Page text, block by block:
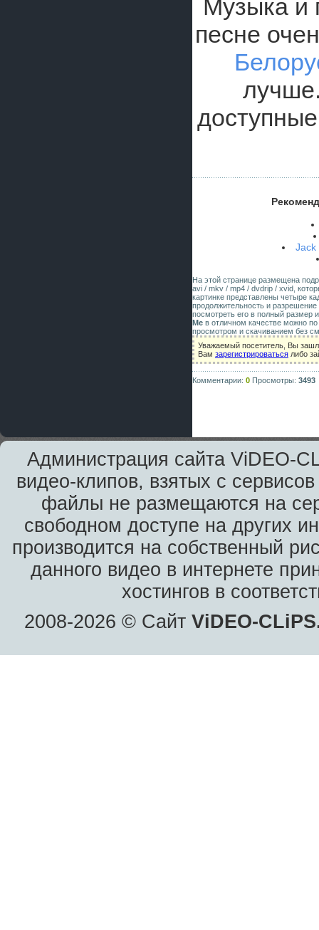
Музыка и
песне
Jack
На этой странице размещена
avi / mkv / mp4 / dvdrip / xvid,
картинке представлены четыре
продолжительность и
посмотреть его в полный размер
Me в отличном качестве можно
просмотром и скачиванием без
Уважаемый посетитель, Вы
Вам зарегистрироваться либо
Комментарии: 0 Просмотры: 3493
Администрация сайта ViDEO-
видео-клипов, взятых с
файлы не размещаются на
свободном доступе на других
производится на собственный
данного видео в интернете
хостингов в
2008-2026 © Сайт ViDEO-